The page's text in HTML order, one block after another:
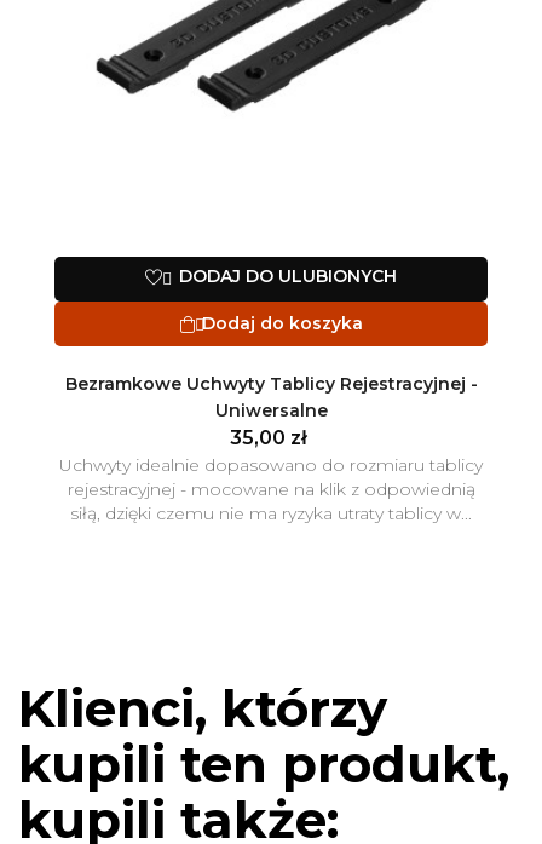
 DODAJ DO ULUBIONYCH
Dodaj do koszyka
Bezramkowe Uchwyty Tablicy Rejestracyjnej -
Uniwersalne
35,00 zł
Uchwyty idealnie dopasowano do rozmiaru tablicy
rejestracyjnej - mocowane na klik z odpowiednią
siłą, dzięki czemu nie ma ryzyka utraty tablicy w...
Klienci, którzy
kupili ten produkt,
kupili także: